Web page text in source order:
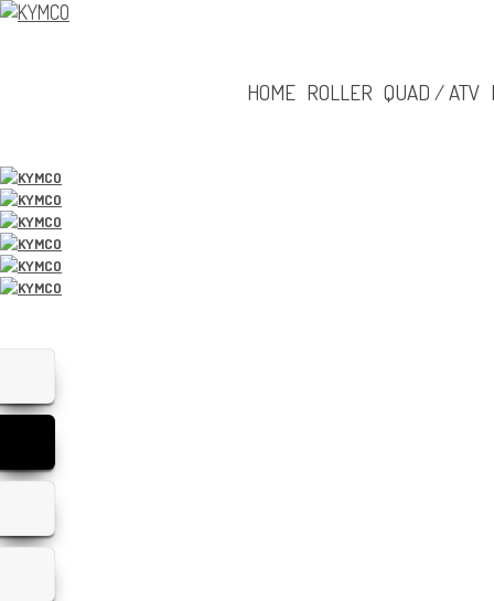
HOME ROLLER QUAD / ATV